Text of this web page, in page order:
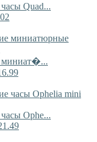
Quad...
миниат�...
Ophe...